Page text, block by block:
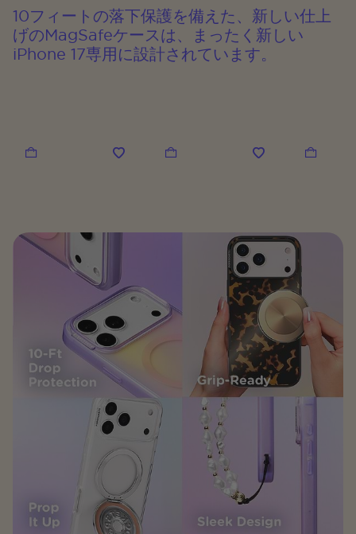
10フィートの落下保護を備えた、新しい仕上
げのMagSafeケースは、まったく新しい
iPhone 17専用に設計されています。